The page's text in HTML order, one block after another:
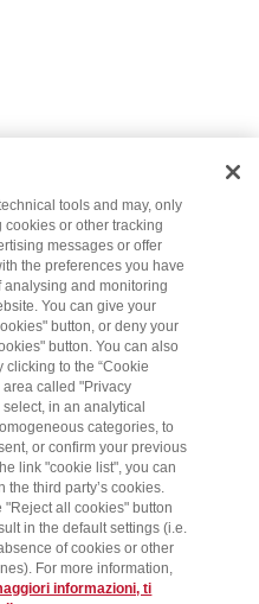
tools and may, only
or other tracking
messages or offer
the preferences you have
analysing and monitoring
You can give your
button, or deny your
button. You can also
to the “Cookie
area called "Privacy
in an analytical
categories, to
or confirm your previous
link "cookie list", you can
the third party’s cookies.
all cookies" button
in the default settings (i.e.
of cookies or other
For more information,
informazioni, ti